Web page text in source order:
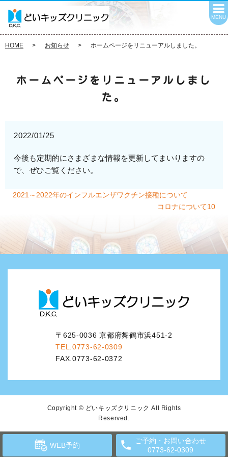
MENU
HOME お知らせ ホームページをリニューアルしました。
ホームページをリニューアルしまし
た。
2022/01/25
今後も定期的にさまざまな情報を更新してまいりますの
で、ぜひご覧ください。
2021～2022年のインフルエンザワクチン接種について
コロナについて10
WEB予約
ご予約・お問い合わせ
0773-62-0309
〒625-0036 京都府舞鶴市浜451-2
TEL.0773-62-0309
FAX.0773-62-0372
Copyright © どいキッズクリニック All Rights
Reserved.